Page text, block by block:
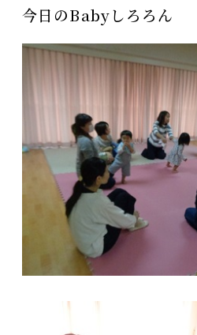
今日のBabyしろろん